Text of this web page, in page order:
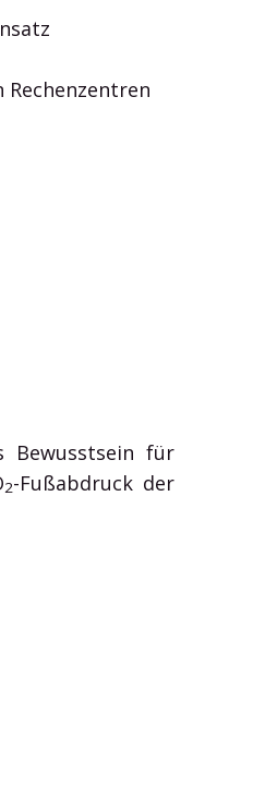
Bewusstsein für
2-Fußabdruck der